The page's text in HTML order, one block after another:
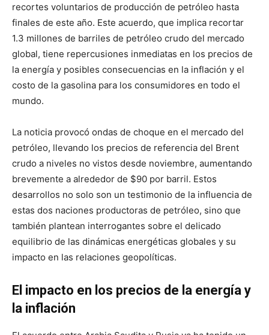
recortes voluntarios de producción de petróleo hasta
finales de este año. Este acuerdo, que implica recortar
1.3 millones de barriles de petróleo crudo del mercado
global, tiene repercusiones inmediatas en los precios de
la energía y posibles consecuencias en la inflación y el
costo de la gasolina para los consumidores en todo el
mundo.
La noticia provocó ondas de choque en el mercado del
petróleo, llevando los precios de referencia del Brent
crudo a niveles no vistos desde noviembre, aumentando
brevemente a alrededor de $90 por barril. Estos
desarrollos no solo son un testimonio de la influencia de
estas dos naciones productoras de petróleo, sino que
también plantean interrogantes sobre el delicado
equilibrio de las dinámicas energéticas globales y su
impacto en las relaciones geopolíticas.
El impacto en los precios de la energía y
la inflación